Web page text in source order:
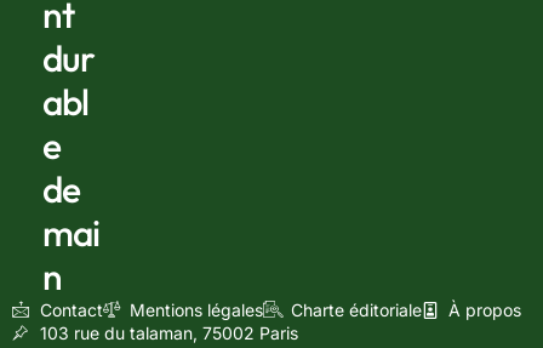
nt
dur
abl
e
de
mai
n
Contact Mentions légales Charte éditoriale
À propos
103 rue du talaman, 75002 Paris